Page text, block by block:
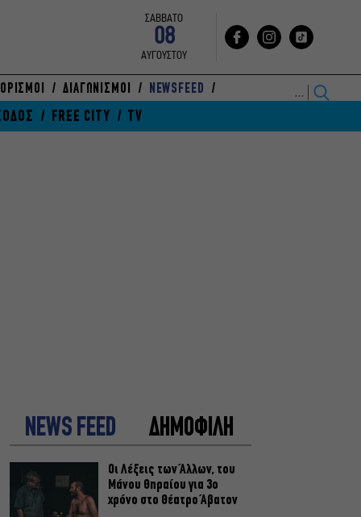
ΣΑΒΒΑΤΟ
08
ΑΥΓΟΥΣΤΟΥ
ΔΙΑΓΩΝΙΣΜΟΙ NEWSFEED
FREE CITY TV
NEWS FEED ΔΗΜΟΦΙΛΗ
Οι Λέξεις των Άλλων, του
Μάνου Θηραίου για 3ο
χρόνο στο Θέατρο Άβατον